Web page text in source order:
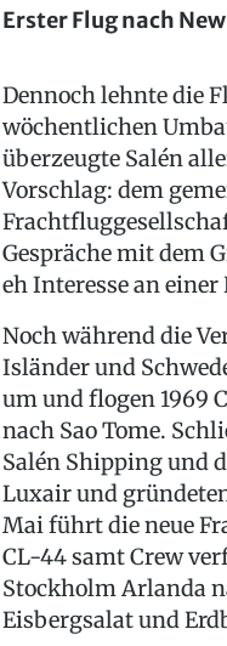
Erster Flug nach
Dennoch lehnte die
wöchentlichen
überzeugte Salén
Vorschlag: dem
Gespräche mit dem
eh Interesse an
Noch während die
Isländer und
um und flogen 1969
nach Sao Tome.
Salén Shipping und
Luxair und
Mai führt die neue
CL-44 samt Crew
Stockholm Arlanda
Eisbergsalat und